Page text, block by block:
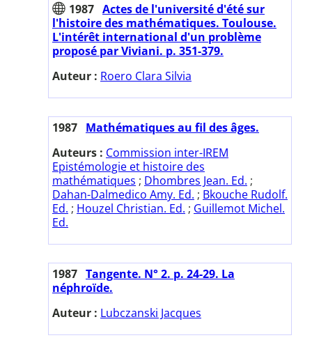
1987 Actes de l'université d'été sur
l'histoire des mathématiques. Toulouse.
L'intérêt international d'un problème
proposé par Viviani. p. 351-379.
Auteur : Roero Clara Silvia
1987 Mathématiques au fil des âges.
Auteurs : Commission inter-IREM
Epistémologie et histoire des
mathématiques ; Dhombres Jean. Ed. ;
Dahan-Dalmedico Amy. Ed. ; Bkouche Rudolf.
Ed. ; Houzel Christian. Ed. ; Guillemot Michel.
Ed.
1987 Tangente. N° 2. p. 24-29. La
néphroïde.
Auteur : Lubczanski Jacques